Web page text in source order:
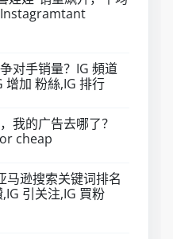
对手销量？IG 頻道
增加 粉絲,IG 排行
我的广告去哪了？
cheap
马逊搜索关键词排名
引关注,IG 買粉